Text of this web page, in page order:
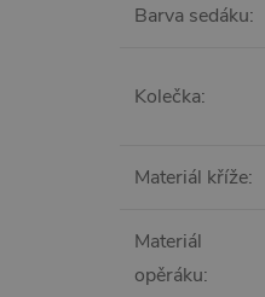
Barva sedáku:
Kolečka:
Materiál kříže:
Materiál
opěráku: